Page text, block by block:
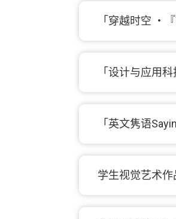
「穿越时空 ‧
「设计与应用
「英文隽语
学生视觉艺术